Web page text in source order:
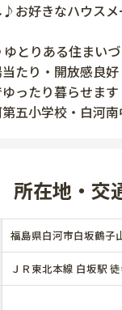
お好きなハウスメ
とりある住まい
たり・開放感良好
ったり暮らせます
第五小学校・白河
所在地・交
福島県白河市白坂鶴
ＪＲ東北本線 白坂駅